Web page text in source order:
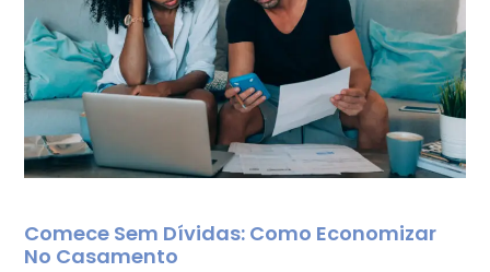
Comece Sem Dívidas: Como Economizar
No Casamento